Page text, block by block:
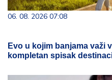
06. 08. 2026 07:08
Evo u kojim banjama važi
kompletan spisak